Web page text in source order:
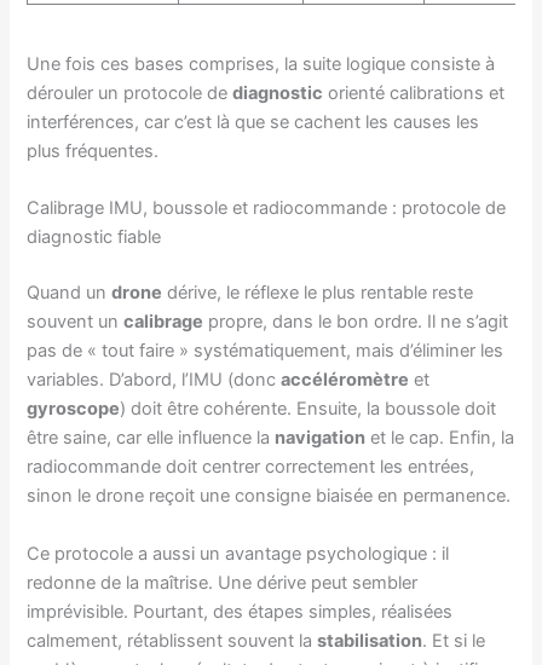
Une fois ces bases comprises, la suite logique consiste à
dérouler un protocole dediagnostic orienté calibrations et
interférences, car c’est là que se cachent les causes les
plus fréquentes.
Calibrage IMU, boussole et radiocommande : protocole de
diagnostic fiable
Quand undrone dérive, le réflexe le plus rentable reste
souvent uncalibrage propre, dans le bon ordre. Il ne s’agit
pas de « tout faire » systématiquement, mais d’éliminer les
variables. D’abord, l’IMU (doncaccéléromètre et
gyroscope) doit être cohérente. Ensuite, la boussole doit
être saine, car elle influence la navigation et le cap. Enfin, la
radiocommande doit centrer correctement les entrées,
sinon le drone reçoit une consigne biaisée en permanence.
Ce protocole a aussi un avantage psychologique : il
redonne de la maîtrise. Une dérive peut sembler
imprévisible. Pourtant, des étapes simples, réalisées
calmement, rétablissent souvent lastabilisation. Et si le